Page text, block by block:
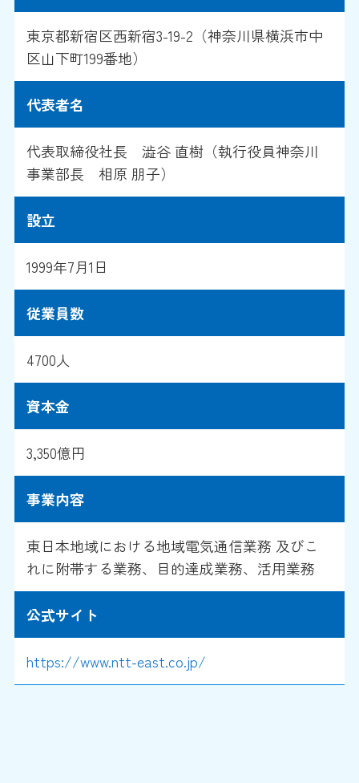
東京都新宿区西新宿3-19-2（神奈川県横浜市中
区山下町199番地）
代表者名
代表取締役社長 澁谷 直樹（執行役員神奈川
事業部長 相原 朋子）
設立
1999年7月1日
従業員数
4700人
資本金
3,350億円
事業内容
東日本地域における地域電気通信業務 及びこ
れに附帯する業務、目的達成業務、活用業務
公式サイト
https://www.ntt-east.co.jp/